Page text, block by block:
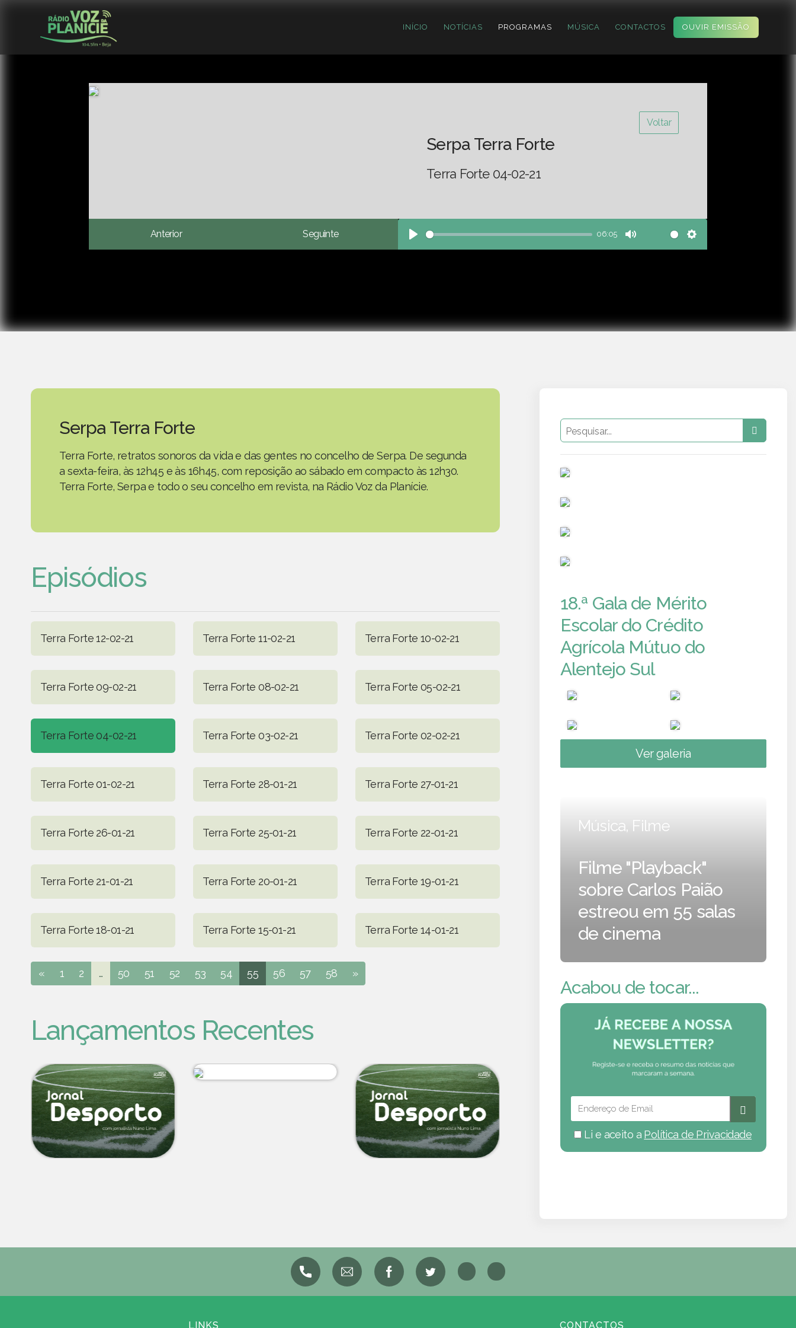
INÍCIO NOTÍCIAS PROGRAMAS MÚSICA CONTACTOS OUVIR EMISSÃO
Voltar
Serpa Terra Forte
Terra Forte 04-02-21
Anterior Seguinte
Play
06:05
Mute Settings
Serpa Terra Forte
Terra Forte, retratos sonoros da vida e das gentes no concelho de Serpa. De segunda
a sexta-feira, às 12h45 e às 16h45, com reposição ao sábado em compacto às 12h30.
Terra Forte, Serpa e todo o seu concelho em revista, na Rádio Voz da Planície.
Episódios
Terra Forte 12-02-21 Terra Forte 11-02-21 Terra Forte 10-02-21
Terra Forte 09-02-21 Terra Forte 08-02-21 Terra Forte 05-02-21
Terra Forte 04-02-21 Terra Forte 03-02-21 Terra Forte 02-02-21
Terra Forte 01-02-21 Terra Forte 28-01-21 Terra Forte 27-01-21
Terra Forte 26-01-21 Terra Forte 25-01-21 Terra Forte 22-01-21
Terra Forte 21-01-21 Terra Forte 20-01-21 Terra Forte 19-01-21
Terra Forte 18-01-21 Terra Forte 15-01-21 Terra Forte 14-01-21
« 1 2 ... 50 51 52 53 54 55 56 57 58 »
Lançamentos Recentes
18.ª Gala de Mérito
Escolar do Crédito
Agrícola Mútuo do
Alentejo Sul
Ver galeria
Música, Filme
Filme "Playback"
sobre Carlos Paião
estreou em 55 salas
de cinema
Acabou de tocar...
Li e aceito a Política de Privacidade
LINKS CONTACTOS